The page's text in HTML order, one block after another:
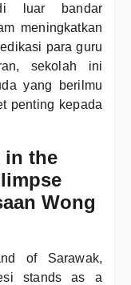
di luar bandar
meningkatkan
para guru
sekolah ini
yang berilmu
penting kepada
in the
Wong
of Sarawak,
stands as a